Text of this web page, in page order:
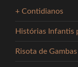
+ Contidianos
Histórias Infantis
Risota de Gambas